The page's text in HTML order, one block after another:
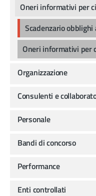
Oneri informativi per
Scadenzario
Oneri informativi per
Organizzazione
Consulenti e
Personale
Bandi di concorso
Performance
Enti controllati